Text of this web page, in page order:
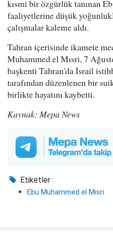
kısmi bir özgürlük tanınan
faaliyetlerine düşük
çalışmalar kaleme aldı.
Tahran içerisinde ikamete
Muhammed el Mısri, 7
başkenti Tahran'da İsrail
tarafından düzenlenen bir
birlikte hayatını kaybetti.
Kaynak: Mepa News
Etiketler :
Ebu Muhammed el Mısri